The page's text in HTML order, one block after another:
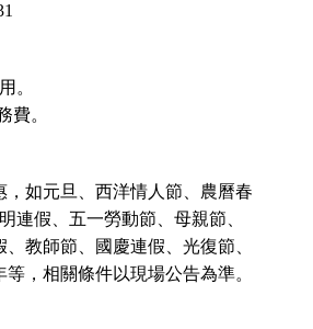
。
費。
，如元旦、西洋情人節、農曆春
連假、五一勞動節、母親節、
教師節、國慶連假、光復節、
，相關條件以現場公告為準。